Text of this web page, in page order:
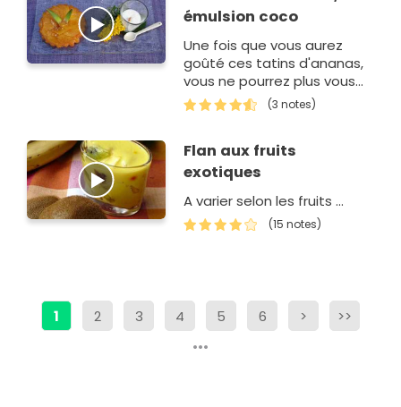
émulsion coco
Une fois que vous aurez
goûté ces tatins d'ananas,
vous ne pourrez plus vous
en passer !
(3 notes)
Flan aux fruits
exotiques
A varier selon les fruits ...
(15 notes)
1 2 3 4 5 6 > >>